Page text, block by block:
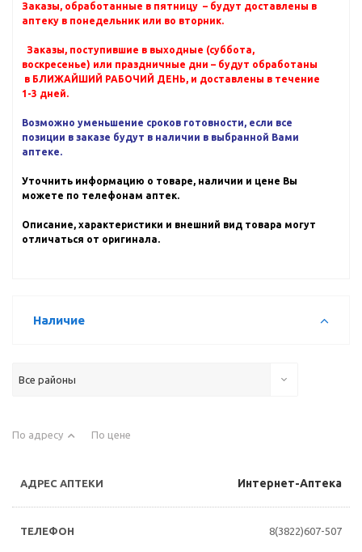
Заказы, обработанные в пятницу – будут доставлены в
аптеку в понедельник или во вторник.
Заказы, поступившие в выходные (суббота,
воскресенье) или праздничные дни – будут обработаны
в БЛИЖАЙШИЙ РАБОЧИЙ ДЕНЬ, и доставлены в течение
1-3 дней.
Возможно уменьшение сроков готовности, если все
позиции в заказе будут в наличии в выбранной Вами
аптеке.
Уточнить информацию о товаре, наличии и цене Вы
можете по телефонам аптек.
Описание, характеристики и внешний вид товара могут
отличаться от оригинала.
Наличие
Все районы
По адресу По цене
Интернет-Аптека
8(3822)607-507